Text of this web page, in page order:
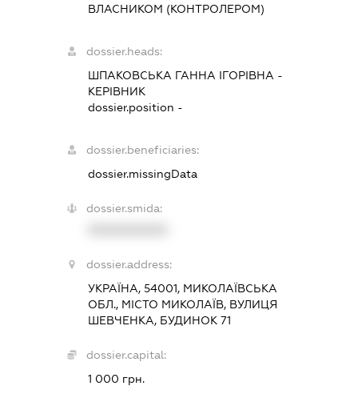
ВЛАСНИКОМ (КОНТРОЛЕРОМ)
dossier.heads:
ШПАКОВСЬКА ГАННА ІГОРІВНА -
КЕРІВНИК
dossier.position -
dossier.beneficiaries:
dossier.missingData
dossier.smida:
dossier.address:
УКРАЇНА, 54001, МИКОЛАЇВСЬКА
ОБЛ., МІСТО МИКОЛАЇВ, ВУЛИЦЯ
ШЕВЧЕНКА, БУДИНОК 71
dossier.capital:
1 000 грн.